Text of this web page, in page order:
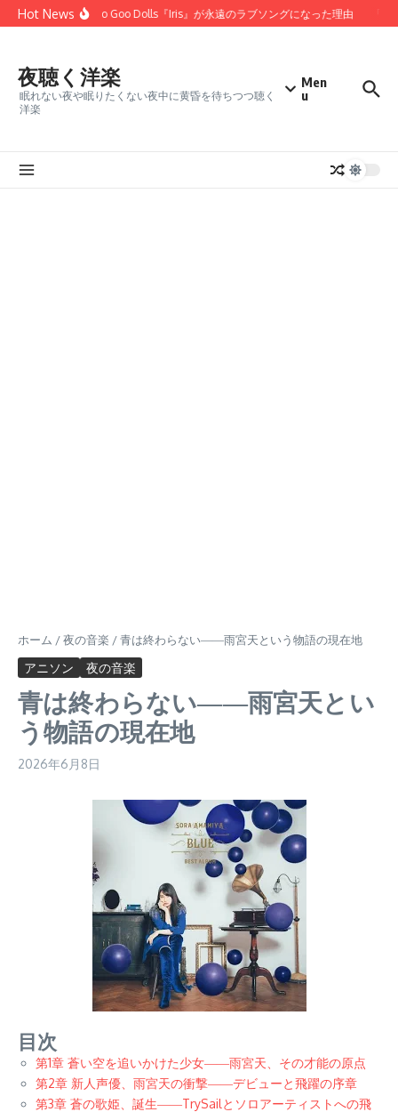
コンテンツへスキップ
Hot News
かった」——Goo Goo Dolls『Iris』が永遠のラブソングになった理由
夜聴く洋楽
眠れない夜や眠りたくない夜中に黄昏を待ちつつ聴く
洋楽
Men
u
ホーム /夜の音楽 /青は終わらない――雨宮天という物語の現在地
アニソン 夜の音楽
青は終わらない――雨宮天とい
う物語の現在地
2026年6月8日
目次
第1章 蒼い空を追いかけた少女――雨宮天、その才能の原点
第2章 新人声優、雨宮天の衝撃――デビューと飛躍の序章
第3章 蒼の歌姫、誕生――TrySailとソロアーティストへの飛